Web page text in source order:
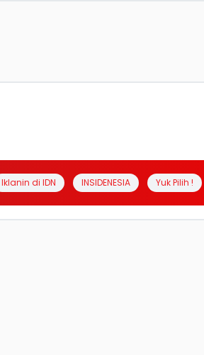
Iklanin di IDN INSIDENESIA Yuk Pilih !